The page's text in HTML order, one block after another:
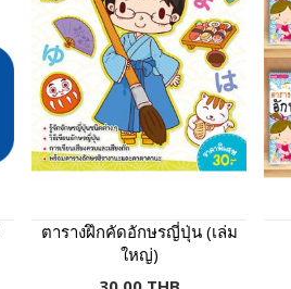
ตารางฝึกคัดอักษรญี่ปุ่น (เล่ม
ใหญ่)